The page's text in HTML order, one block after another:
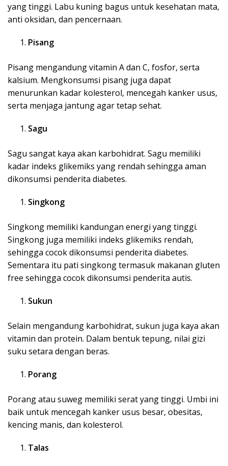
yang tinggi. Labu kuning bagus untuk kesehatan mata,
anti oksidan, dan pencernaan.
Pisang
Pisang mengandung vitamin A dan C, fosfor, serta
kalsium. Mengkonsumsi pisang juga dapat
menurunkan kadar kolesterol, mencegah kanker usus,
serta menjaga jantung agar tetap sehat.
Sagu
Sagu sangat kaya akan karbohidrat. Sagu memiliki
kadar indeks glikemiks yang rendah sehingga aman
dikonsumsi penderita diabetes.
Singkong
Singkong memiliki kandungan energi yang tinggi.
Singkong juga memiliki indeks glikemiks rendah,
sehingga cocok dikonsumsi penderita diabetes.
Sementara itu pati singkong termasuk makanan gluten
free sehingga cocok dikonsumsi penderita autis.
Sukun
Selain mengandung karbohidrat, sukun juga kaya akan
vitamin dan protein. Dalam bentuk tepung, nilai gizi
suku setara dengan beras.
Porang
Porang atau suweg memiliki serat yang tinggi. Umbi ini
baik untuk mencegah kanker usus besar, obesitas,
kencing manis, dan kolesterol.
Talas